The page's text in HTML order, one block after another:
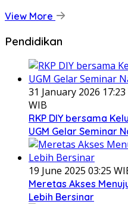
View More
Pendidikan
31 January 2026 17:23
WIB
RKP DIY bersama
UGM Gelar Seminar
19 June 2025 03:25
Meretas Akses
Lebih Bersinar